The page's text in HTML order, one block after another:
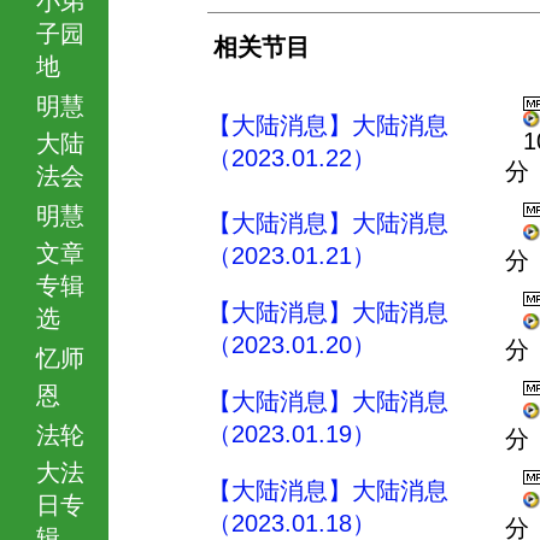
子园
地
明慧
大陆
法会
明慧
文章
专辑
选
忆师
恩
法轮
大法
日专
辑
相关节目
【大陆消息】大陆消息
（2023.01.22）
分
【大陆消息】大陆消息
（2023.01.21）
分
【大陆消息】大陆消息
（2023.01.20）
分
【大陆消息】大陆消息
（2023.01.19）
分
【大陆消息】大陆消息
（2023.01.18）
分